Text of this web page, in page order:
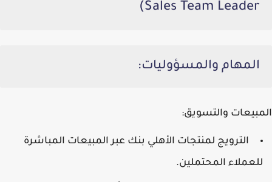
Sales Team Leader)
المهام والمسؤوليات:
المبيعات والتسويق:
الترويج لمنتجات الأهلي بنك عبر المبيعات المباشرة
للعملاء المحتملين.